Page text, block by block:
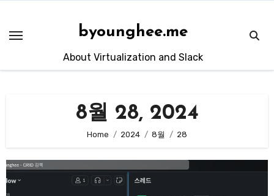
content
byounghee.me
About Virtualization and Slack
8월 28, 2024
Home 2024 8월 28